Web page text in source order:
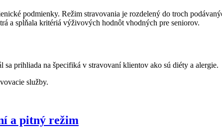
podmienky. Režim stravovania je rozdelený do troch
a spĺňala kritériá výživových hodnôt vhodných pre seniorov.
sa prihliada na špecifiká v stravovaní klientov ako sú diéty a alergie.
služby.
a pitný režim